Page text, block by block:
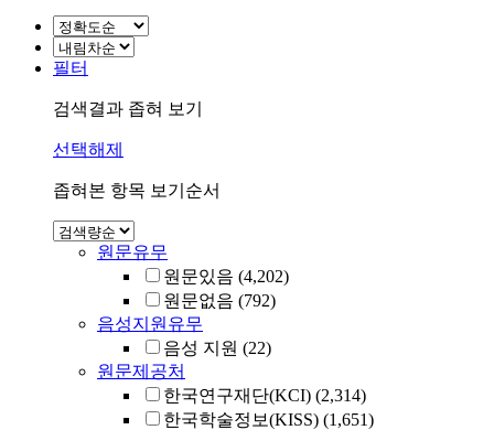
필터
검색결과 좁혀 보기
선택해제
좁혀본 항목 보기순서
원문유무
원문있음 (4,202)
원문없음 (792)
음성지원유무
음성 지원 (22)
원문제공처
한국연구재단(KCI) (2,314)
한국학술정보(KISS) (1,651)